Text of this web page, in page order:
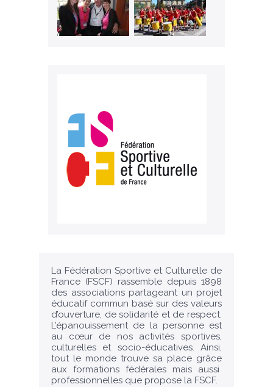
La Fédération Sportive et Culturelle de
France (FSCF) rassemble depuis 1898
des associations partageant un projet
éducatif commun basé sur des valeurs
d’ouverture, de solidarité et de respect.
L’épanouissement de la personne est
au cœur de nos activités sportives,
culturelles et socio-éducatives. Ainsi,
tout le monde trouve sa place grâce
aux formations fédérales mais aussi
professionnelles que propose la FSCF.